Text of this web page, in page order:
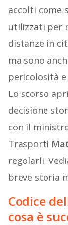
accolti come
utilizzati per
distanze in
ma sono
pericolosità
Lo scorso
decisione
con il
Trasporti
regolarli.
breve storia
Codice
cosa è